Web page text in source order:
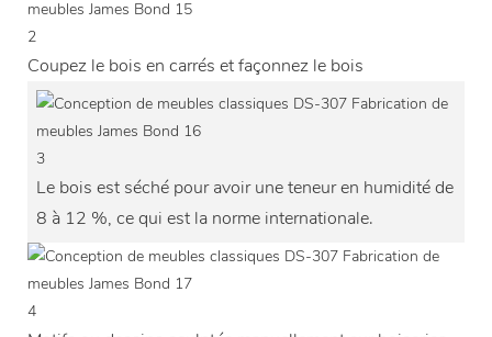
2
Coupez le bois en carrés et façonnez le bois
3
Le bois est séché pour avoir une teneur en humidité de
8 à 12 %, ce qui est la norme internationale.
4